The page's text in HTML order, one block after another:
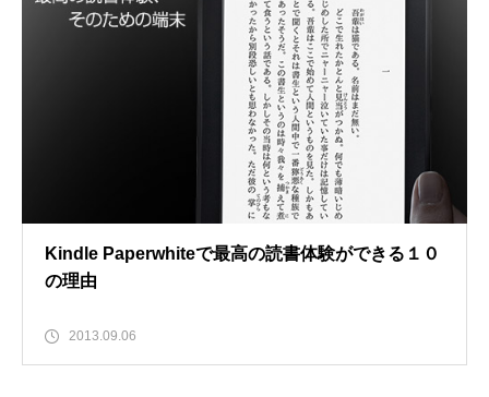
Kindle Paperwhiteで最高の読書体験ができる１０
の理由
2013.09.06